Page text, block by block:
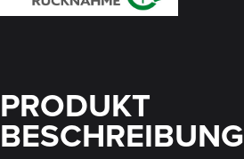
PRODUKT
BESCHREIBUNG